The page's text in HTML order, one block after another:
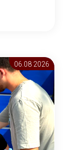
06.08 2026